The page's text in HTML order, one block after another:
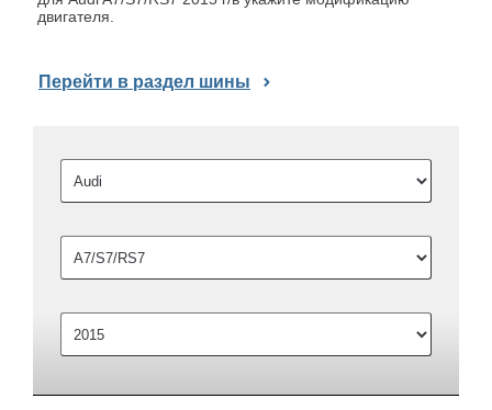
двигателя.
Перейти в раздел шины